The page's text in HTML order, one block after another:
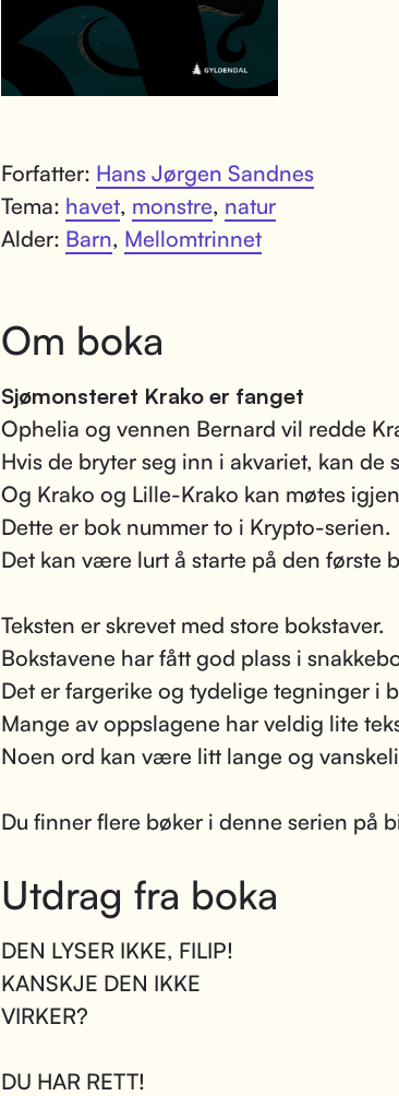
Forfatter: Hans Jørgen Sandnes
Tema: havet, monstre, natur
Alder: Barn, Mellomtrinnet
Om boka
Sjømonsteret Krako er fanget
Ophelia og vennen Bernard vil redde
Hvis de bryter seg inn i akvariet, kan de
Og Krako og Lille-Krako kan møtes
Dette er bok nummer to i Krypto-serien.
Det kan være lurt å starte på den første
Teksten er skrevet med store bokstaver.
Bokstavene har fått god plass i
Det er fargerike og tydelige tegninger i
Mange av oppslagene har veldig lite
Noen ord kan være litt lange og
Du finner flere bøker i denne serien på
Utdrag fra boka
DEN LYSER IKKE, FILIP!
KANSKJE DEN IKKE
VIRKER?
DU HAR RETT!